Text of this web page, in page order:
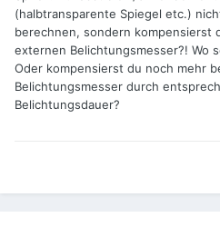
(halbtransparente Spiegel etc.)
berechnen, sondern kompensierst
externen Belichtungsmesser?! Wo
Oder kompensierst du noch mehr
Belichtungsmesser durch
Belichtungsdauer?